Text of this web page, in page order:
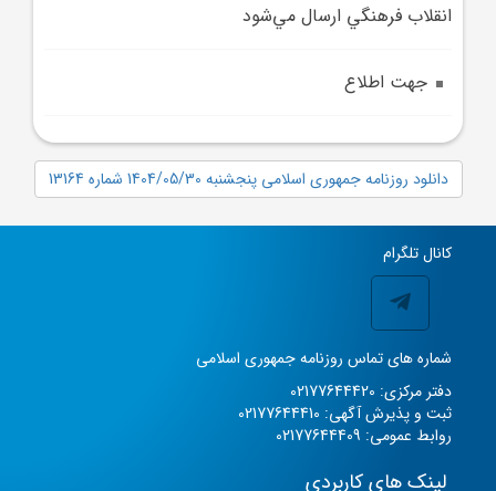
انقلاب فرهنگي ارسال مي‌شود
جهت اطلاع
دانلود روزنامه جمهوری اسلامی پنجشنبه 1404/05/30 شماره 13164
کانال تلگرام
شماره های تماس روزنامه جمهوری اسلامی
دفتر مرکزی: 02177644420
ثبت و پذیرش آگهی: 02177644410
روابط عمومی: 02177644409
لینک های کاربردی